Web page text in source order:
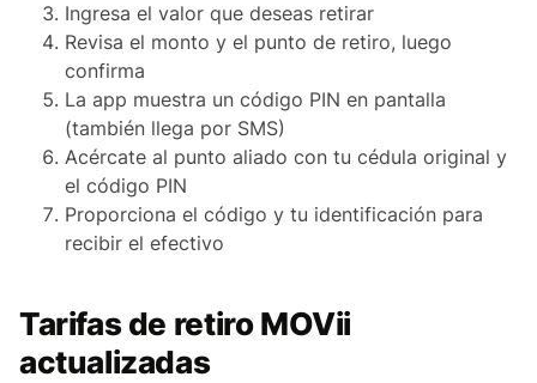
Ingresa el valor que deseas retirar
Revisa el monto y el punto de retiro, luego
confirma
La app muestra un código PIN en pantalla
(también llega por SMS)
Acércate al punto aliado con tu cédula original y
el código PIN
Proporciona el código y tu identificación para
recibir el efectivo
Tarifas de retiro MOVii
actualizadas